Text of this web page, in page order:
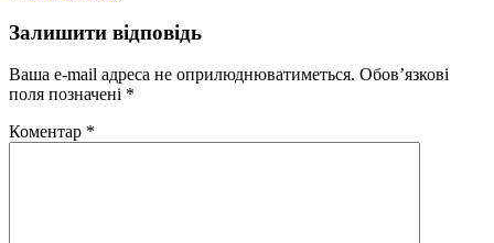
Залишити відповідь
Ваша e-mail адреса не оприлюднюватиметься. Обов’язкові
поля позначені *
Коментар *